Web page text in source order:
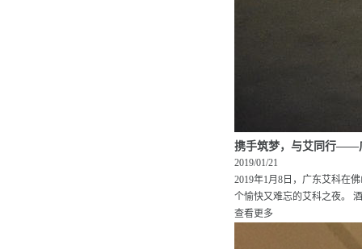
携手筑梦，与艾同行——
2019/01/21
2019年1月8日，广东艾科在
个愉快又难忘的艾科之夜。
查看更多